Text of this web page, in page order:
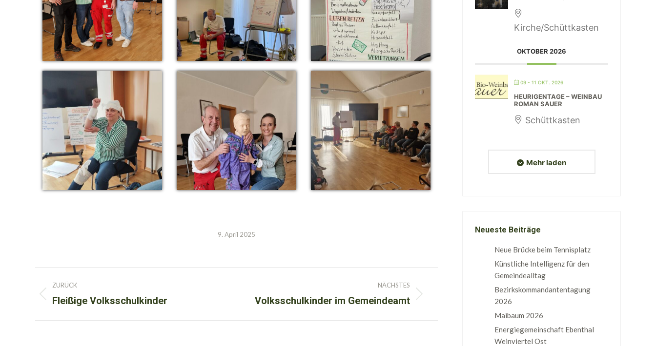
9. April 2025
Kommentarnavigation
ZURÜCK
Vorheriger
Fleißige Volksschulkinder
NÄCHSTES
Nächster
Volksschulkinder im Gemeindeamt
Kirche/Schüttkasten
OKTOBER 2026
09 - 11 OKT. 2026
HEURIGENTAGE – WEINBAU
ROMAN SAUER
Schüttkasten
Mehr laden
Neueste Beiträge
Neue Brücke beim Tennisplatz
Künstliche Intelligenz für den
Gemeindealltag
Bezirkskommandantentagung
2026
Maibaum 2026
Energiegemeinschaft Ebenthal
Weinviertel Ost